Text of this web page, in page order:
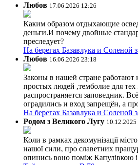
Любов 17.06.2026 12:26
Каким образом отдыхающие
деньги.И почему двойные
преследует?
На берегах Базавлука и Соленой
Любов 16.06.2026 23:18
Законы в нашей стране
простых людей ,темболие для
распространяется заповедник.
оградились и вход запрещён, а
На берегах Базавлука и Соленой
Родом з Великого Лугу 10.12.2025
Коли в рамках декомунізації
нашої сили, про славетних
опинись воно поміж Капулівкою